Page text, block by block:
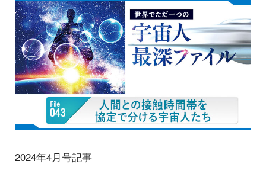
2024年4月号記事